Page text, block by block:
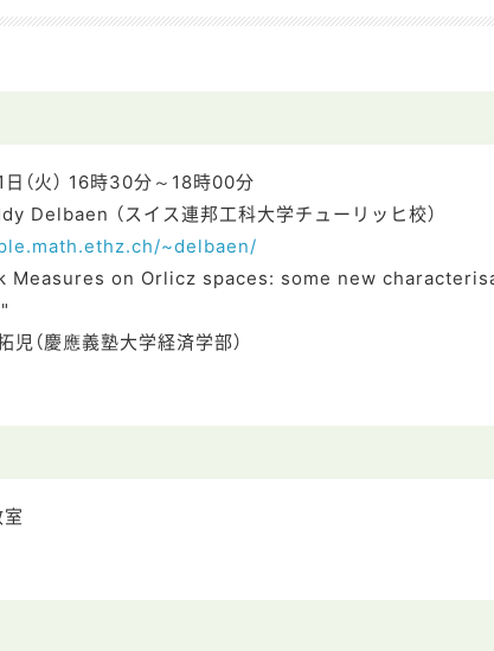
（火） 16時30分～18時00分
Delbaen （スイス連邦工科大学チューリッヒ校）
~delbaen/
Measures on Orlicz spaces: some new
（慶應義塾大学経済学部）